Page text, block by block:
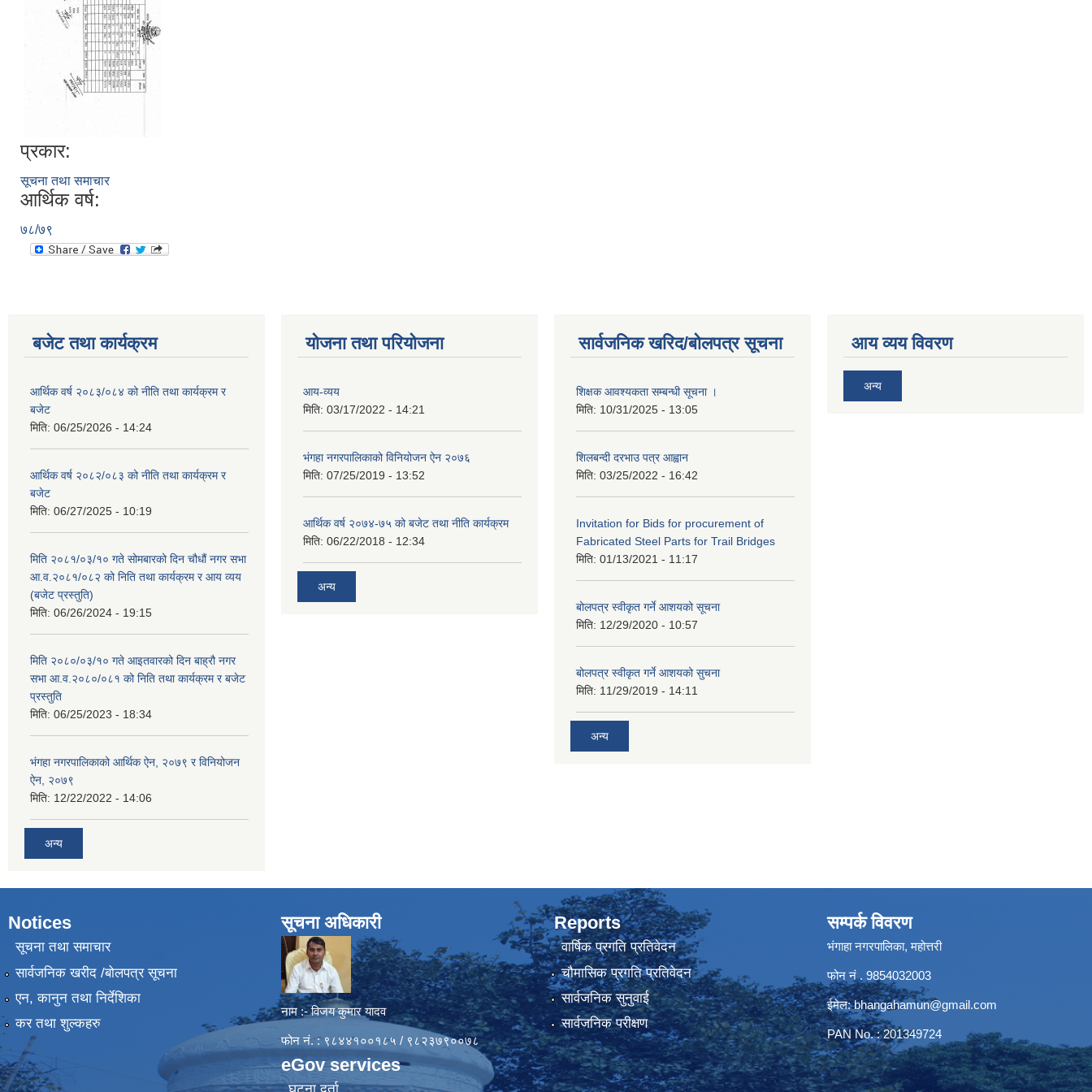
प्रकार:
सूचना तथा समाचार
आर्थिक वर्ष:
७८/७९
बजेट तथा कार्यक्रम
आर्थिक वर्ष २०८३/०८४ को नीति तथा कार्यक्रम र
बजेट
मिति: 06/25/2026 - 14:24
आर्थिक वर्ष २०८२/०८३ को नीति तथा कार्यक्रम र
बजेट
मिति: 06/27/2025 - 10:19
मिति २०८१/०३/१० गते सोमबारको दिन चौधौं नगर सभा
आ.व.२०८१/०८२ को निति तथा कार्यक्रम र आय व्यय
(बजेट प्रस्तुति)
मिति: 06/26/2024 - 19:15
मिति २०८०/०३/१० गते आइतवारको दिन बाह्रौ नगर
सभा आ.व.२०८०/०८१ को निति तथा कार्यक्रम र बजेट
प्रस्तुति
मिति: 06/25/2023 - 18:34
भंगहा नगरपालिकाको आर्थिक ऐन, २०७९ र विनियोजन
ऐन, २०७९
मिति: 12/22/2022 - 14:06
अन्य
योजना तथा परियोजना
आय-व्यय
मिति: 03/17/2022 - 14:21
भंगहा नगरपालिकाको विनियोजन ऐन २०७६
मिति: 07/25/2019 - 13:52
आर्थिक वर्ष २०७४-७५ को बजेट तथा नीति कार्यक्रम
मिति: 06/22/2018 - 12:34
अन्य
सार्वजनिक खरिद/बोलपत्र सूचना
शिक्षक आवश्यकता सम्बन्धी सूचना ।
मिति: 10/31/2025 - 13:05
शिलबन्दी दरभाउ पत्र आह्वान
मिति: 03/25/2022 - 16:42
Invitation for Bids for procurement of
Fabricated Steel Parts for Trail Bridges
मिति: 01/13/2021 - 11:17
बोलपत्र स्वीकृत गर्ने आशयको सूचना
मिति: 12/29/2020 - 10:57
बोलपत्र स्वीकृत गर्ने आशयको सुचना
मिति: 11/29/2019 - 14:11
अन्य
आय व्यय विवरण
अन्य
Notices
सूचना तथा समाचार
सार्वजनिक खरीद /बोलपत्र सूचना
एन, कानुन तथा निर्देशिका
कर तथा शुल्कहरु
सूचना अधिकारी
नाम :- विजय कुमार यादव
फोन नं. : ९८४४१००१८५ / ९८२३७९००७८
eGov services
Reports
वार्षिक प्रगति प्रतिवेदन
चौमासिक प्रगति प्रतिवेदन
सार्वजनिक सुनुवाई
सार्वजनिक परीक्षण
सम्पर्क विवरण
भंगाहा नगरपालिका, महोत्तरी
फोन नं . 9854032003
ईमेल:bhangahamun@gmail.com
PAN No. : 201349724